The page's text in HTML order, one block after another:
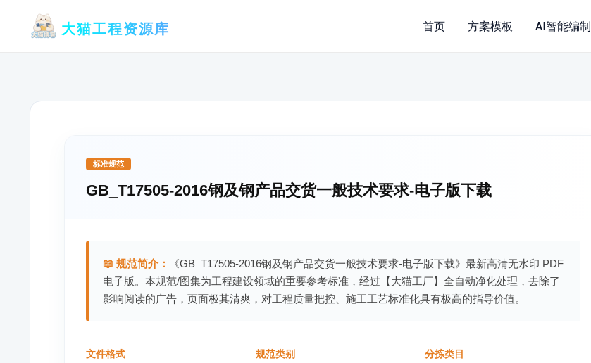
大猫工程资源库 首页 方案模板 AI智能编制
标准规范
GB_T17505-2016钢及钢产品交货一般技术要求-电子版下载
📖 规范简介：
《GB_T17505-2016钢及钢产品交货一般技术要求-电子版下载》最新高清无水印 PDF
电子版。本规范/图集为工程建设领域的重要参考标准，经过【大猫工厂】全自动净化处理，去除了
影响阅读的广告，页面极其清爽，对工程质量把控、施工工艺标准化具有极高的指导价值。
文件格式
规范类别
分拣类目